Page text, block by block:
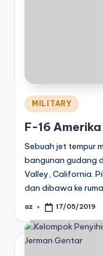
Posted
in
MILITARY
F-16
Sebuah jet tempur
bangunan gudang
Valley, California.
dan dibawa ke
Posted
az 17/05/2019